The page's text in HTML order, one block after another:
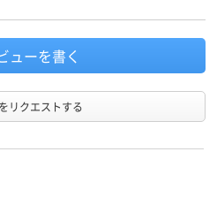
ューを書く
リクエストする